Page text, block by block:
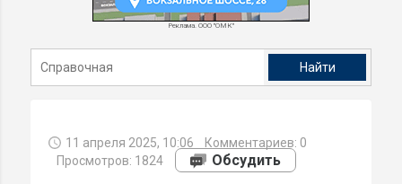
Реклама. ООО "ОМК"
11 апреля 2025, 10:06 Комментариев: 0
Просмотров: 1824
Обсудить